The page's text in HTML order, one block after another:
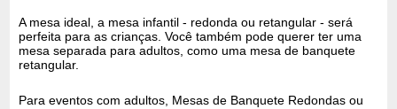
A mesa ideal, a mesa infantil - redonda ou retangular - será
perfeita para as crianças. Você também pode querer ter uma
mesa separada para adultos, como uma mesa de banquete
retangular.
Para eventos com adultos, Mesas de Banquete Redondas ou